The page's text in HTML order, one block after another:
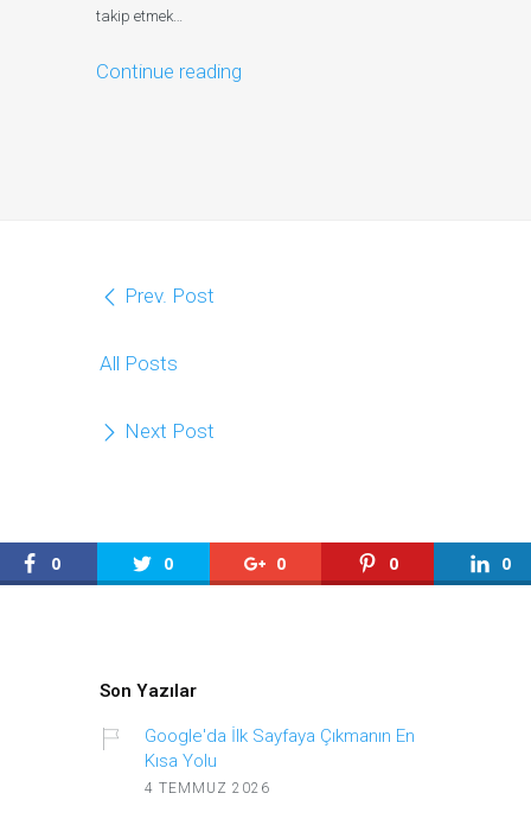
takip etmek…
Continue reading
Prev. Post
All Posts
Next Post
0 0 0 0 0
Son Yazılar
Google'da İlk Sayfaya Çıkmanın En
Kısa Yolu
4 TEMMUZ 2026